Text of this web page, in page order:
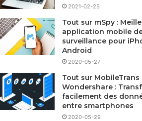
2021-02-25
Tout sur mSpy :
application mobile
surveillance pour
Android
2020-05-27
Tout sur MobileTrans
Wondershare :
facilement des
entre smartphones
2020-05-29